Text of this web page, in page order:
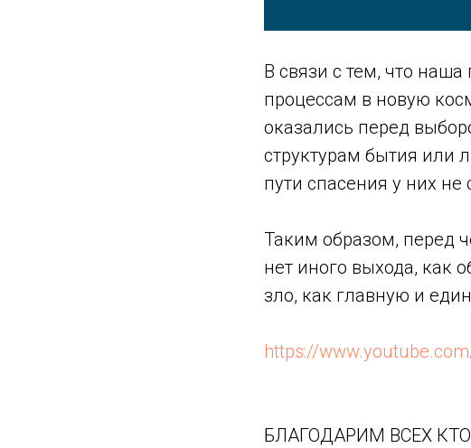
В связи с тем, что
процессам в новую
оказались перед
структурам бытия или
пути спасения у них не
Таким образом, перед
нет иного выхода, как
зло, как главную и
https://
БЛАГОДАРИМ ВСЕХ